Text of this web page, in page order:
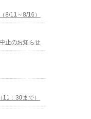
8/11～8/16）
止のお知らせ
：30まで）